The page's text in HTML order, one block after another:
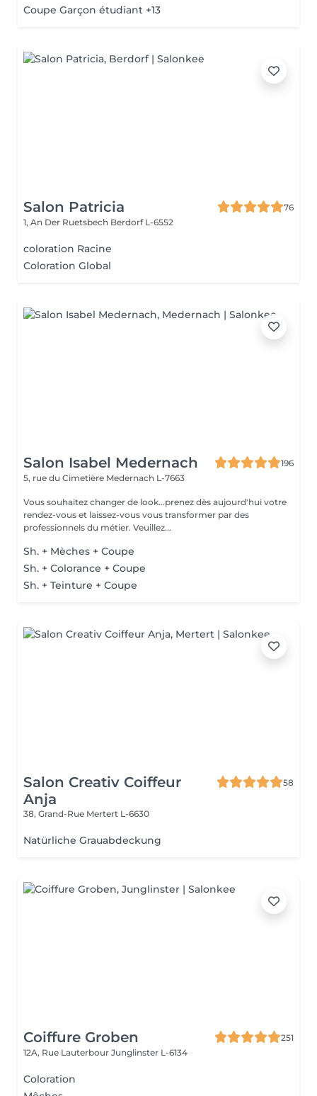
Coupe Garçon étudiant +13
Salon Patricia
76
1, An Der Ruetsbech Berdorf L-6552
coloration Racine
Coloration Global
Salon Isabel Medernach
196
5, rue du Cimetière Medernach L-7663
Vous souhaitez changer de look...prenez dès aujourd'hui votre
rendez-vous et laissez-vous vous transformer par des
professionnels du métier. Veuillez...
Sh. + Mèches + Coupe
Sh. + Colorance + Coupe
Sh. + Teinture + Coupe
Salon Creativ Coiffeur
Anja
58
38, Grand-Rue Mertert L-6630
Natürliche Grauabdeckung
Coiffure Groben
251
12A, Rue Lauterbour Junglinster L-6134
Coloration